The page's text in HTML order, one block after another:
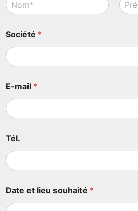
Société *
E-mail *
Tél.
Date et lieu souhaité *